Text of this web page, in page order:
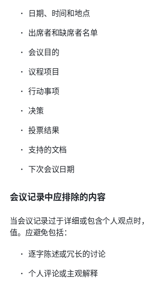
日期、时间和地点
出席者和缺席者名单
会议目的
议程项目
行动事项
决策
投票结果
支持的文档
下次会议日期
会议记录中应排除的内容
当会议记录过于详细或包含个人观点时
值。应避免包括：
逐字陈述或冗长的讨论
个人评论或主观解释